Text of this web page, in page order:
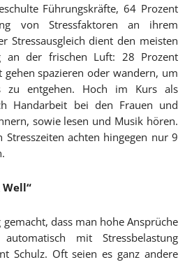
Führungskräfte, 64 Prozent
von Stressfaktoren an ihrem
Stressausgleich dient den meisten
an der frischen Luft: 28 Prozent
spazieren oder wandern, um
zu entgehen. Hoch im Kurs als
Handarbeit bei den Frauen und
sowie lesen und Musik hören.
Stresszeiten achten hingegen nur 9
dass man hohe Ansprüche
mit Stressbelastung
Schulz. Oft seien es ganz andere